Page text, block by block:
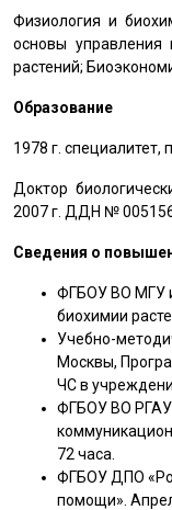
Физиология и
основы управления
растений;
Образование
1978 г.
Доктор
2007 г. ДДН №
Сведения о
ФГБОУ ВО МГУ
биохимии
Учебно-
Москвы,
ЧС в
ФГБОУ ВО
72 часа.
ФГБОУ ДПО
помощи».